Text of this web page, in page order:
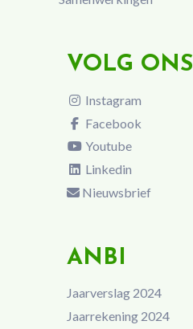
VOLG ONS
Instagram
Facebook
Youtube
Linkedin
Nieuwsbrief
ANBI
Jaarverslag 2024
Jaarrekening 2024